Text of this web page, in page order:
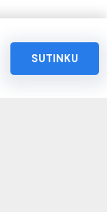
SUTINKU